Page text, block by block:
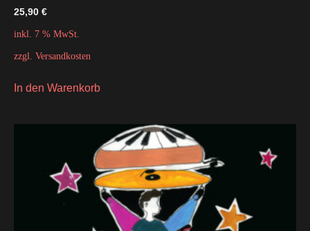
25,90 €
inkl. 7 % MwSt.
zzgl. Versandkosten
In den Warenkorb